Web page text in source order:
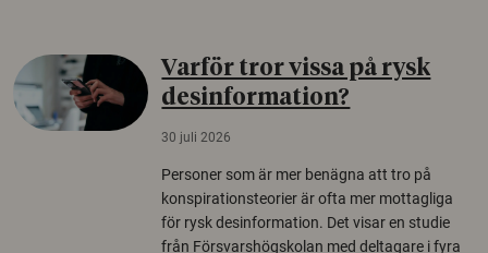
Varför tror vissa på rysk
desinformation?
30 juli 2026
Personer som är mer benägna att tro på
konspirationsteorier är ofta mer mottagliga
för rysk desinformation. Det visar en studie
från Försvarshögskolan med deltagare i fyra